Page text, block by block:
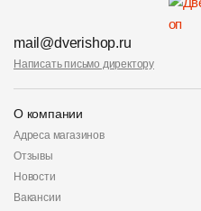
mail@dverishop.ru
Написать письмо директору
О компании
Адреса магазинов
Отзывы
Новости
Вакансии